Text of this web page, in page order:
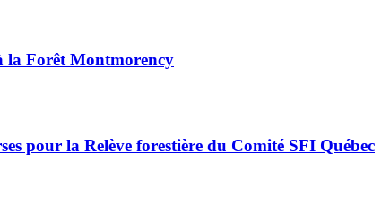
la Forêt Montmorency
pour la Relève forestière du Comité SFI Québec